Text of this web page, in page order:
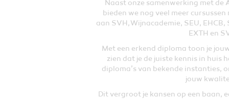
Naast onze samenwerking met de
bieden we nog veel meer
aan SVH, Wijnacademie, SEU,
EXTH en
Met een erkend diploma toon je
zien dat je de juiste kennis in huis
diploma’s van bekende instanties,
jouw
Dit vergroot je kansen op een baan,